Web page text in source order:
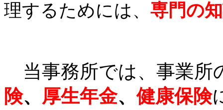
理するためには、 専門の
当事務所では、事業所
険、 厚生年金、健康保険